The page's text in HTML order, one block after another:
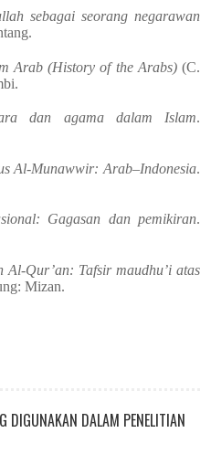
sebagai seorang negarawan
Arab (History of the Arabs)(C.
dan agama dalam Islam.
Al-Munawwir: Arab–Indonesia.
Gagasan dan pemikiran.
Al-Qur’an: Tafsir maudhu’i atas
Mizan.
DIGUNAKAN DALAM PENELITIAN